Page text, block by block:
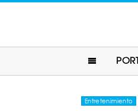
Entretenimiento